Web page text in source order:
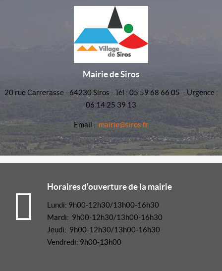
Mairie de Siros
20 rue Carrerasse - 64230 Siros - Tél : 05 59 68 66 05 - Urgence :
06 14 25 39 13
Email : mairie@siros.fr
Horaires d'ouverture de la mairie
Lundi: 9h00-12h30/13h00-16h30
Mardi: 9h00-12h30/13h00-16h30
Jeudi: 9h00-12h30/13h00-16h30
Vendredi: 9h00-13h00